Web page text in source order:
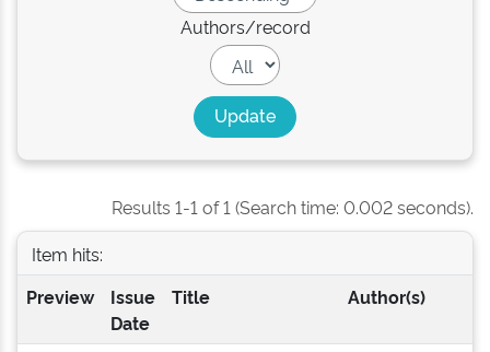
Authors/record
Results 1-1 of 1 (Search time: 0.002 seconds).
Item hits:
Preview
Issue
Date
Title Author(s)